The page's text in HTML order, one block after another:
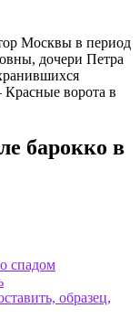
Москвы в период
дочери Петра
Красные ворота в
барокко в
спадом
образец,